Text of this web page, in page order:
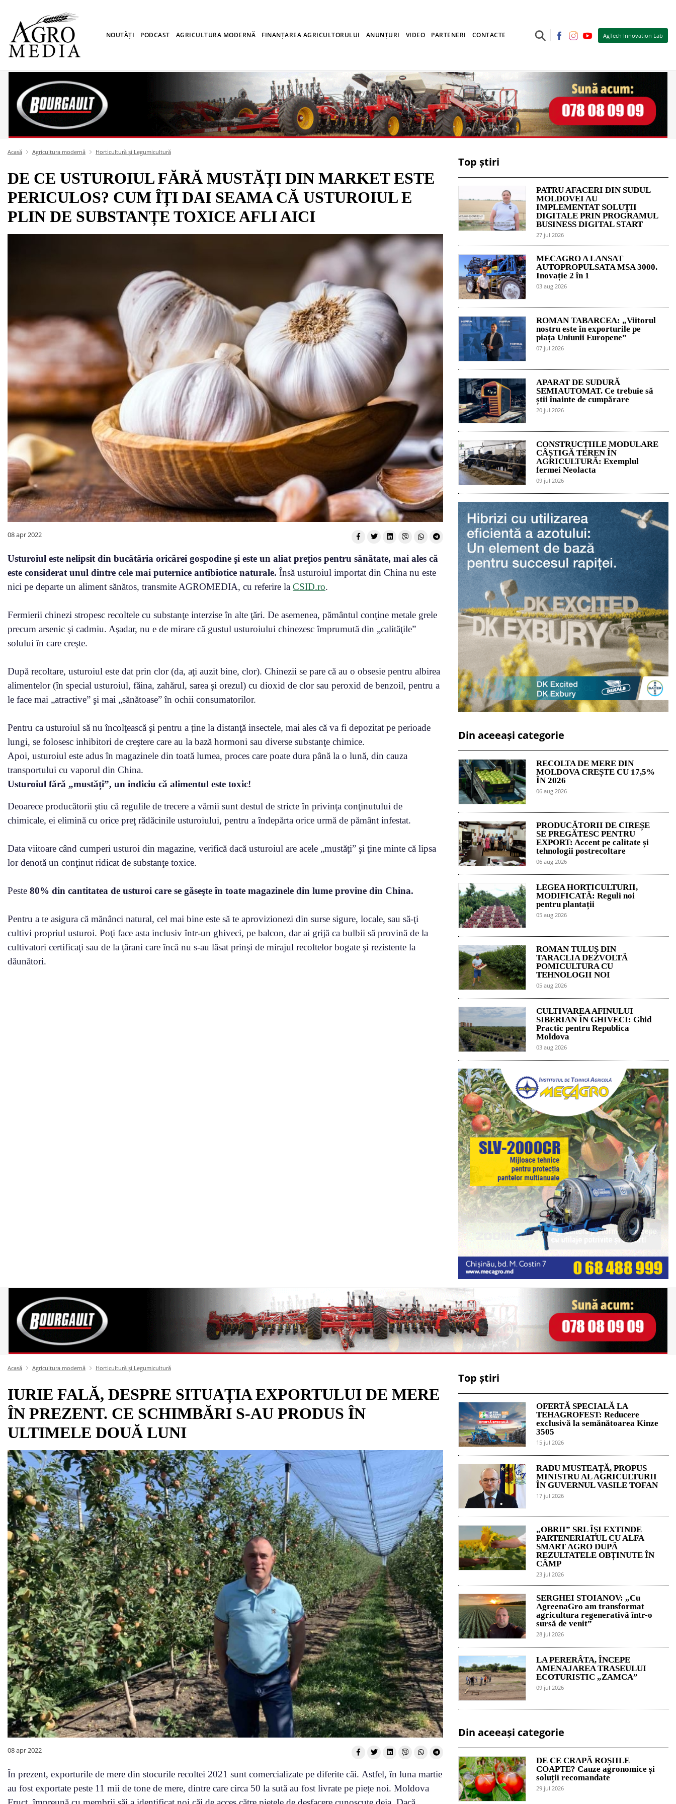
NOUTĂȚI PODCAST AGRICULTURA MODERNĂ FINANȚAREA AGRICULTORULUI ANUNȚURI VIDEO PARTENERI CONTACTE ⚲ AgTech Innovation Lab
Acasă Agricultura modernă Horticultură și Legumicultură
DE CE USTUROIUL FĂRĂ MUSTĂȚI DIN MARKET ESTE
PERICULOS? CUM ÎȚI DAI SEAMA CĂ USTUROIUL E
PLIN DE SUBSTANȚE TOXICE AFLI AICI
08 apr 2022
Usturoiul este nelipsit din bucătăria oricărei gospodine şi este un aliat preţios pentru sănătate, mai ales că
este considerat unul dintre cele mai puternice antibiotice naturale. Însă usturoiul importat din China nu este
nici pe departe un aliment sănătos, transmite AGROMEDIA, cu referire la CSID.ro.
Fermierii chinezi stropesc recoltele cu substanţe interzise în alte ţări. De asemenea, pământul conţine metale grele
precum arsenic şi cadmiu. Aşadar, nu e de mirare că gustul usturoiului chinezesc împrumută din „calităţile”
solului în care creşte.
După recoltare, usturoiul este dat prin clor (da, aţi auzit bine, clor). Chinezii se pare că au o obsesie pentru albirea
alimentelor (în special usturoiul, făina, zahărul, sarea şi orezul) cu dioxid de clor sau peroxid de benzoil, pentru a
le face mai „atractive” şi mai „sănătoase” în ochii consumatorilor.
Pentru ca usturoiul să nu încolţească şi pentru a ține la distanţă insectele, mai ales că va fi depozitat pe perioade
lungi, se folosesc inhibitori de creştere care au la bază hormoni sau diverse substanţe chimice.
Apoi, usturoiul este adus în magazinele din toată lumea, proces care poate dura până la o lună, din cauza
transportului cu vaporul din China.
Usturoiul fără „mustăți”, un indiciu că alimentul este toxic!
Deoarece producătorii ştiu că regulile de trecere a vămii sunt destul de stricte în privinţa conţinutului de
chimicale, ei elimină cu orice preţ rădăcinile usturoiului, pentru a îndepărta orice urmă de pământ infestat.
Data viitoare când cumperi usturoi din magazine, verifică dacă usturoiul are acele „mustăţi” şi ţine minte că lipsa
lor denotă un conţinut ridicat de substanţe toxice.
Peste 80% din cantitatea de usturoi care se găseşte în toate magazinele din lume provine din China.
Pentru a te asigura că mănânci natural, cel mai bine este să te aprovizionezi din surse sigure, locale, sau să-ţi
cultivi propriul usturoi. Poţi face asta inclusiv într-un ghiveci, pe balcon, dar ai grijă ca bulbii să provină de la
cultivatori certificaţi sau de la ţărani care încă nu s-au lăsat prinşi de mirajul recoltelor bogate şi rezistente la
dăunători.
Top știri
PATRU AFACERI DIN SUDUL
MOLDOVEI AU
IMPLEMENTAT SOLUȚII
DIGITALE PRIN PROGRAMUL
BUSINESS DIGITAL START
27 jul 2026
MECAGRO A LANSAT
AUTOPROPULSATA MSA 3000.
Inovație 2 în 1
03 aug 2026
ROMAN TABARCEA: „Viitorul
nostru este în exporturile pe
piața Uniunii Europene”
07 jul 2026
APARAT DE SUDURĂ
SEMIAUTOMAT. Ce trebuie să
știi înainte de cumpărare
20 jul 2026
CONSTRUCȚIILE MODULARE
CÂȘTIGĂ TEREN ÎN
AGRICULTURĂ: Exemplul
fermei Neolacta
09 jul 2026
Din aceeași categorie
RECOLTA DE MERE DIN
MOLDOVA CREȘTE CU 17,5%
ÎN 2026
06 aug 2026
PRODUCĂTORII DE CIREȘE
SE PREGĂTESC PENTRU
EXPORT: Accent pe calitate și
tehnologii postrecoltare
06 aug 2026
LEGEA HORTICULTURII,
MODIFICATĂ: Reguli noi
pentru plantații
05 aug 2026
ROMAN TULUȘ DIN
TARACLIA DEZVOLTĂ
POMICULTURA CU
TEHNOLOGII NOI
05 aug 2026
CULTIVAREA AFINULUI
SIBERIAN ÎN GHIVECI: Ghid
Practic pentru Republica
Moldova
03 aug 2026
Acasă Agricultura modernă Horticultură și Legumicultură
IURIE FALĂ, DESPRE SITUAȚIA EXPORTULUI DE MERE
ÎN PREZENT. CE SCHIMBĂRI S-AU PRODUS ÎN
ULTIMELE DOUĂ LUNI
08 apr 2022
În prezent, exporturile de mere din stocurile recoltei 2021 sunt comercializate pe diferite căi. Astfel, în luna martie
au fost exportate peste 11 mii de tone de mere, dintre care circa 50 la sută au fost livrate pe piețe noi. Moldova
Top știri
OFERTĂ SPECIALĂ LA
TEHAGROFEST: Reducere
exclusivă la semănătoarea Kinze
3505
15 jul 2026
RADU MUSTEAȚĂ, PROPUS
MINISTRU AL AGRICULTURII
ÎN GUVERNUL VASILE TOFAN
17 jul 2026
„OBRII” SRL ÎȘI EXTINDE
PARTENERIATUL CU ALFA
SMART AGRO DUPĂ
REZULTATELE OBȚINUTE ÎN
CÂMP
23 jul 2026
SERGHEI STOIANOV: „Cu
AgreenaGro am transformat
agricultura regenerativă într-o
sursă de venit”
28 jul 2026
LA PERERÂTA, ÎNCEPE
AMENAJAREA TRASEULUI
ECOTURISTIC „ZAMCA”
09 jul 2026
Din aceeași categorie
DE CE CRAPĂ ROȘIILE
COAPTE? Cauze agronomice și
soluții recomandate
29 jul 2026